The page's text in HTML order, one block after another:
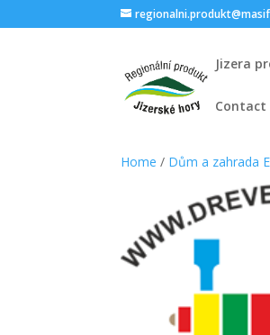
Jizera
Contact
Home / Dům a zahrada